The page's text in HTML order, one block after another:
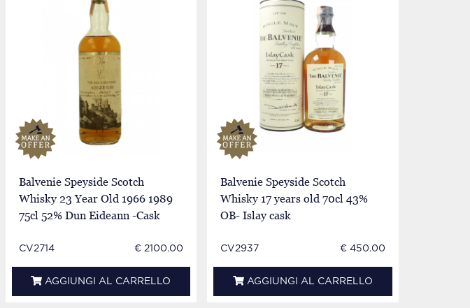
Balvenie Speyside Scotch
Whisky 23 Year Old 1966 1989
75cl 52% Dun Eideann -Cask
CV2714 € 2100.00
AGGIUNGI AL CARRELLO
Balvenie Speyside Scotch
Whisky 17 years old 70cl 43%
OB- Islay cask
CV2937 € 450.00
AGGIUNGI AL CARRELLO